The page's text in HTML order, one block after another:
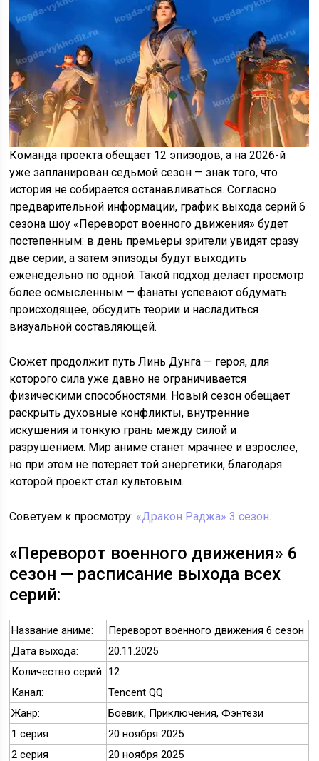
Команда проекта обещает 12 эпизодов, а на 2026-й
уже запланирован седьмой сезон — знак того, что
история не собирается останавливаться. Согласно
предварительной информации, график выхода серий 6
сезона шоу «Переворот военного движения» будет
постепенным: в день премьеры зрители увидят сразу
две серии, а затем эпизоды будут выходить
еженедельно по одной. Такой подход делает просмотр
более осмысленным — фанаты успевают обдумать
происходящее, обсудить теории и насладиться
визуальной составляющей.
Сюжет продолжит путь Линь Дунга — героя, для
которого сила уже давно не ограничивается
физическими способностями. Новый сезон обещает
раскрыть духовные конфликты, внутренние
искушения и тонкую грань между силой и
разрушением. Мир аниме станет мрачнее и взрослее,
но при этом не потеряет той энергетики, благодаря
которой проект стал культовым.
Советуем к просмотру: «Дракон Раджа» 3 сезон.
«Переворот военного движения» 6
сезон — расписание выхода всех
серий:
Название аниме:
Переворот военного движения 6 сезон
Дата выхода:
20.11.2025
Количество серий: 12
Канал:
Tencent QQ
Жанр:
Боевик, Приключения, Фэнтези
1 серия
20 ноября 2025
2 серия
20 ноября 2025